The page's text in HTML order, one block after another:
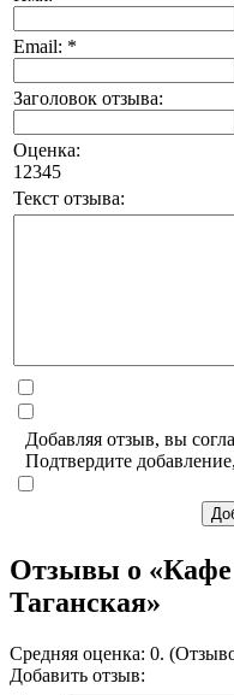
Email: *
Заголовок отзыва:
Оценка:
1 2345
Текст отзыва:
Добавляя отзыв, вы
Подтвердите
Отзывы о
Таганская»
Средняя оценка: 0.
Добавить отзыв: